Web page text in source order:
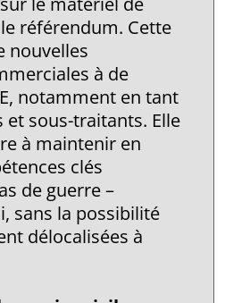
référendum. Cette
nouvelles
à de
notamment en tant
sous-traitants. Elle
à maintenir en
clés
de guerre –
sans la possibilité
délocalisées à